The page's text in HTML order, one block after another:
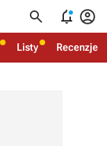
  
Listy Recenzje